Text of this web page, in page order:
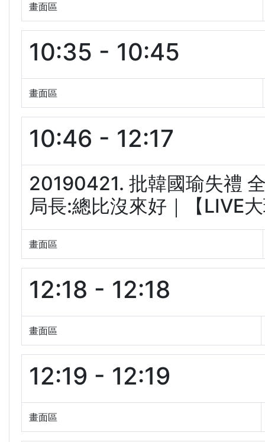
畫面區
10:35 - 10:45
畫面區
10:46 - 12:17
20190421. 批韓國瑜失禮
局長:總比沒來好｜【LIVE
畫面區
12:18 - 12:18
畫面區
12:19 - 12:19
畫面區